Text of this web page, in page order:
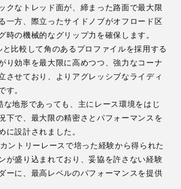
クなトレッド面が、締まった路面で最大限
一方、際立ったサイドノブがオフロード区
時の機械的なグリップ力を確保します。
と比較して角のあるプロファイルを採用する
り効率を最大限に高めつつ、強力なコーナ
させており、よりアグレッシブなライディ
。
な地形であっても、主にレース環境をはじ
下で、最大限の精密さとパフォーマンスを
設計されました。
ントリーレースで培った経験から得られた
が盛り込まれており、妥協を許さない経験
ーに、最高レベルのパフォーマンスを提供